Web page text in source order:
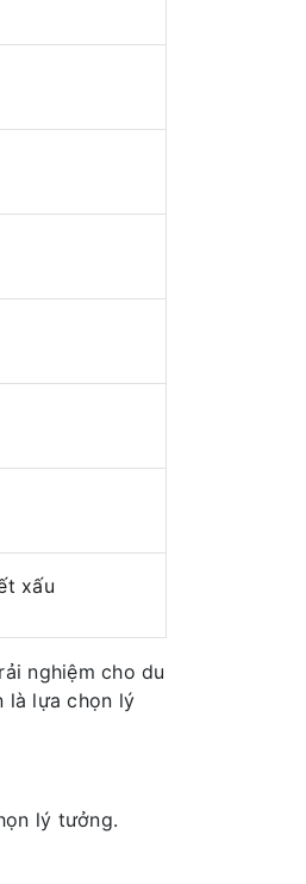
xấu
nghiệm cho du
là lựa chọn lý
lý tưởng.